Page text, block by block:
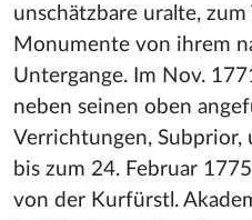
unschätzbare uralte,
Monumente von ihrem
Untergange. Im Nov.
neben seinen oben
Verrichtungen, Subprior,
bis zum 24. Februar
von der Kurfürstl.